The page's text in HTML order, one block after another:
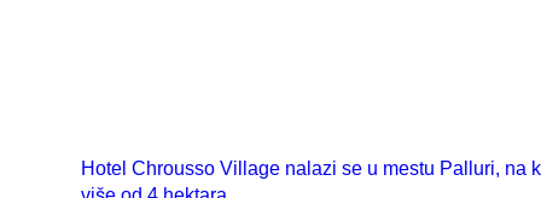
Hotel Chrousso Village nalazi se u mestu Palluri, na